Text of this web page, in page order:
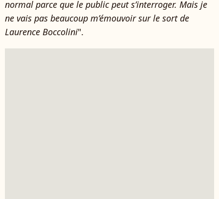
normal parce que le public peut s’interroger. Mais je
ne vais pas beaucoup m’émouvoir sur le sort de
Laurence Boccolini".